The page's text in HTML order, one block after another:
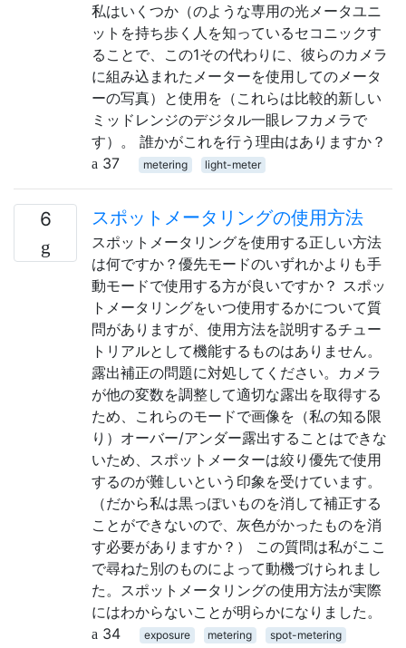
私はいくつか（のような専用の光メータユニ
ットを持ち歩く人を知っているセコニックす
ることで、この1その代わりに、彼らのカメラ
に組み込まれたメーターを使用してのメータ
ーの写真）と使用を（これらは比較的新しい
ミッドレンジのデジタル一眼レフカメラで
す）。 誰かがこれを行う理由はありますか？
37
metering light-meter
6 スポットメータリングの使用方法
スポットメータリングを使用する正しい方法
は何ですか？優先モードのいずれかよりも手
動モードで使用する方が良いですか？ スポッ
トメータリングをいつ使用するかについて質
問がありますが、使用方法を説明するチュー
トリアルとして機能するものはありません。
露出補正の問題に対処してください。カメラ
が他の変数を調整して適切な露出を取得する
ため、これらのモードで画像を（私の知る限
り）オーバー/アンダー露出することはできな
いため、スポットメーターは絞り優先で使用
するのが難しいという印象を受けています。
（だから私は黒っぽいものを消して補正する
ことができないので、灰色がかったものを消
す必要がありますか？） この質問は私がここ
で尋ねた別のものによって動機づけられまし
た。スポットメータリングの使用方法が実際
にはわからないことが明らかになりました。
34
exposure metering
spot-metering